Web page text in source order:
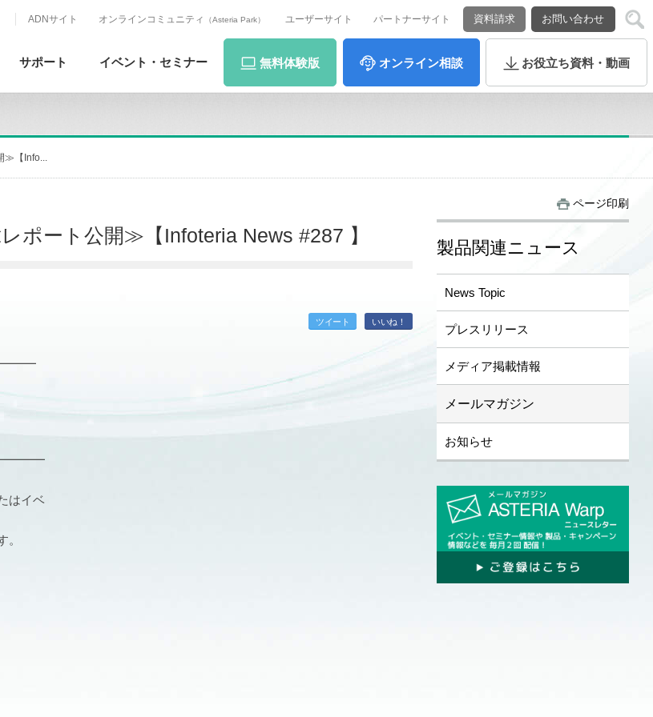
ADNサイト オンラインコミュニティ （Asteria Park） ユーザーサイト パートナーサイト 資料請求 お問い合わせ
サポート イベント・ セミナー 無料体験版 オンライン相談 お役立ち資料・動画
≫【Info...
ポート公開≫【Infoteria News #287 】
ツイート いいね！
はイベ
ページ印刷
製品関連ニュース
News Topic
プレスリリース
メディア掲載情報
メールマガジン
お知らせ